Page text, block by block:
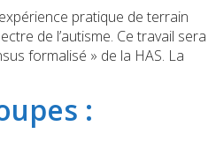
pratique de terrain
de l’autisme. Ce travail sera
formalisé » de la HAS. La
: